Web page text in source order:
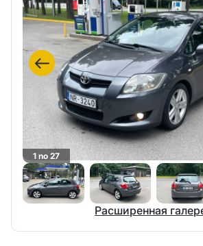
1 no 27
Расширенная